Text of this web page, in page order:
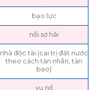
bạo lực
nỗi sợ hãi
nhà độc tài (cai trị đất nước
theo cách tàn nhẫn, tàn
bạo)
vụ nổ